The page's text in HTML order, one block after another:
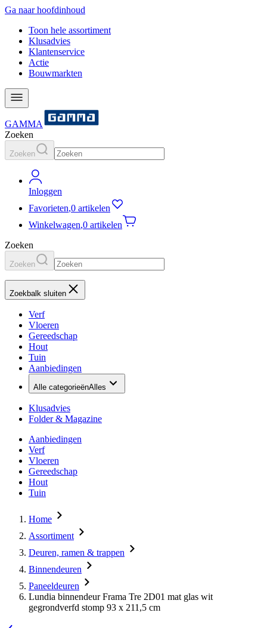
Ga naar hoofdinhoud
Toon hele assortiment
Klusadvies
Klantenservice
Actie
Bouwmarkten
GAMMA
Zoeken
Zoeken
Inloggen
Favorieten,0 artikelen
Winkelwagen,0 artikelen
Zoeken
Zoeken
Zoekbalk sluiten
Verf
Vloeren
Gereedschap
Hout
Tuin
Aanbiedingen
Alle categorieënAlles
Klusadvies
Folder & Magazine
Aanbiedingen
Verf
Vloeren
Gereedschap
Hout
Tuin
Home
Assortiment
Deuren, ramen & trappen
Binnendeuren
Paneeldeuren
Lundia binnendeur Frama Tre 2D01 mat glas wit
gegrondverfd stomp 93 x 211,5 cm